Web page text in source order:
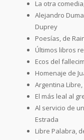
La otra
Alejandro
Duprey
Poesías, de
Últimos libros
Ecos del
Homenaje de
Argentina
El más leal al
Al servicio de
Estrada
Libre Palabra,